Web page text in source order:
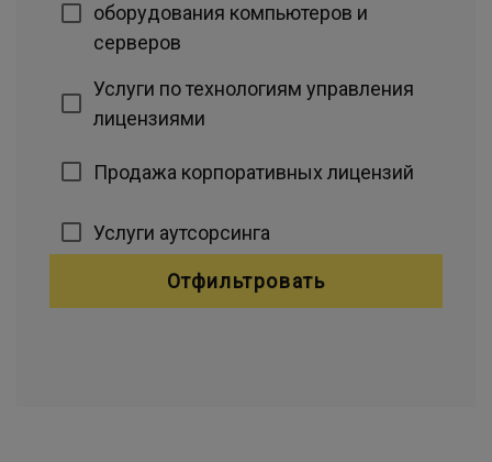
оборудования компьютеров и
серверов
Услуги по технологиям управления
лицензиями
Продажа корпоративных лицензий
Услуги аутсорсинга
Отфильтровать